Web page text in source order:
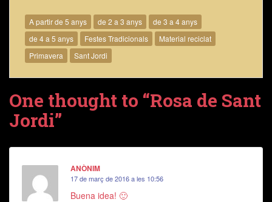
A partir de 5 anys de 2 a 3 anys
de 3 a 4 anys
de 4 a 5 anys
Festes Tradicionals
Material reciclat
Primavera
Sant Jordi
One thought to “Rosa de Sant
Jordi”
ANÒNIM
17 de març de 2016 a les 10:56
Buena idea! 🙂